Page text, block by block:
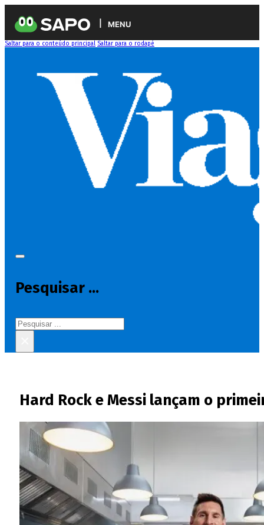
MENU
Saltar para o conteúdo principal Saltar para o rodapé
Pesquisar ...
Pesquisar
Hard Rock e Messi lançam o